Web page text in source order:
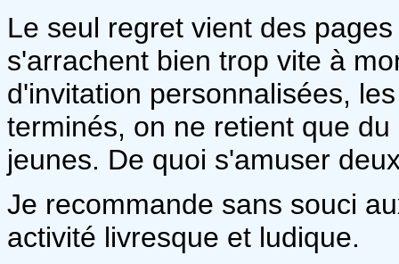
Le seul regret vient des
s'arrachent bien trop vite à
d'invitation personnalisées,
terminés, on ne retient que
jeunes. De quoi s'amuser
Je recommande sans souci
activité livresque et ludique.